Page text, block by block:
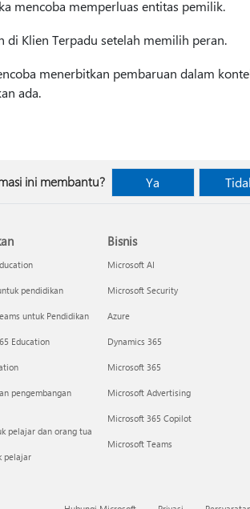
mencoba memperluas entitas pemilik.
di Klien Terpadu setelah memilih peran.
menerbitkan pembaruan dalam
ada.
ini membantu? Ya
pendidikan
untuk Pendidikan
Education
pengembangan
pelajar dan orang tua
pelajar
Bisnis
Microsoft AI
Microsoft Security
Azure
Dynamics 365
Microsoft 365
Microsoft Advertising
Microsoft 365 Copilot
Microsoft Teams